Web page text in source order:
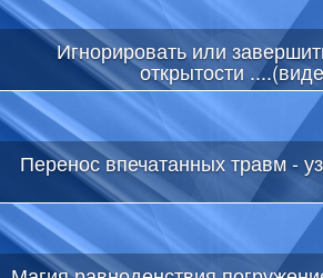
Игнорировать или
открытости
Перенос впечатанных травм -